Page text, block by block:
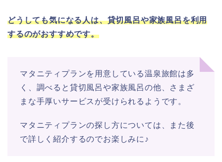
どうしても気になる人は、貸切風呂や家族風呂を利用
するのがおすすめです。
マタニティプランを用意している温泉旅館は多
く、調べると貸切風呂や家族風呂の他、さまざ
まな手厚いサービスが受けられるようです。
マタニティプランの探し方については、また後
で詳しく紹介するのでお楽しみに♪